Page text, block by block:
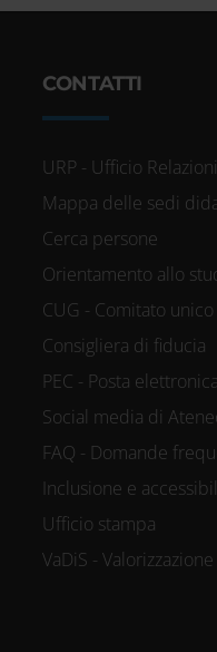
CONTATTI
URP - Ufficio
Mappa delle sedi
Cerca persone
Orientamento allo
CUG - Comitato
Consigliera di fiducia
PEC - Posta
Social media di
FAQ - Domande
Inclusione e
Ufficio stampa
VaDiS -